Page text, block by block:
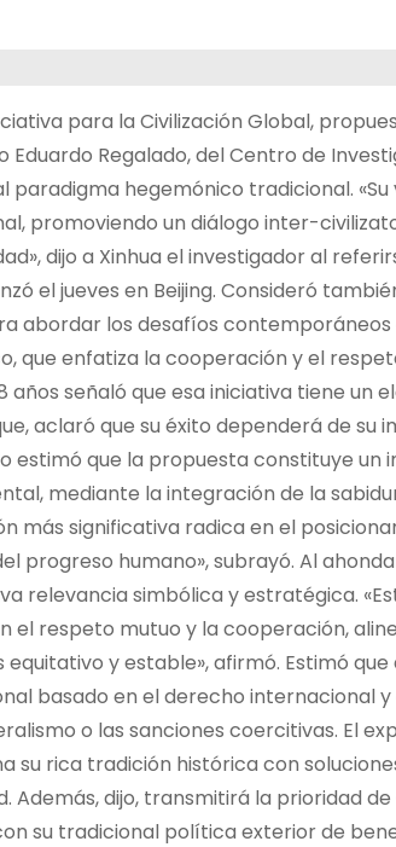
para la Civilización Global,
Regalado, del Centro de
paradigma hegemónico tradicional.
promoviendo un diálogo inter-
dijo a Xinhua el investigador al
el jueves en Beijing. Consideró
abordar los desafíos
que enfatiza la cooperación y el
años señaló que esa iniciativa tiene un
aclaró que su éxito dependerá de
estimó que la propuesta constituye
mediante la integración de la
más significativa radica en el
progreso humano», subrayó. Al
relevancia simbólica y estratégica.
el respeto mutuo y la cooperación,
y estable», afirmó. Estimó
basado en el derecho internacional
o las sanciones coercitivas. El
su rica tradición histórica con
Además, dijo, transmitirá la prioridad
su tradicional política exterior de